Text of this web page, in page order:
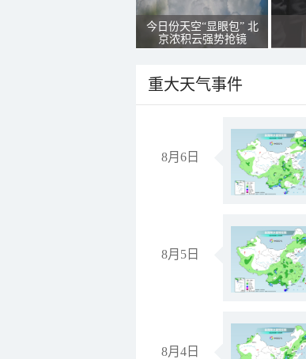
今日份天空“显眼包” 北
京浓积云强势抢镜
重大天气事件
8月6日
8月5日
8月4日